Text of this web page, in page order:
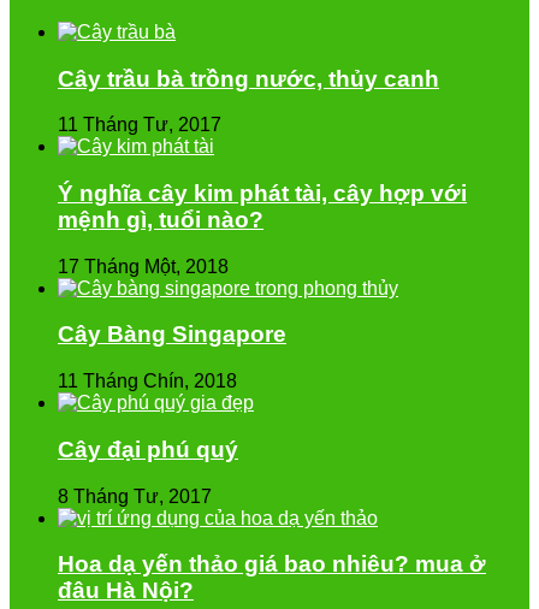
Cây trầu bà trồng nước, thủy canh
11 Tháng Tư, 2017
Ý nghĩa cây kim phát tài, cây hợp với
mệnh gì, tuổi nào?
17 Tháng Một, 2018
Cây Bàng Singapore
11 Tháng Chín, 2018
Cây đại phú quý
8 Tháng Tư, 2017
Hoa dạ yến thảo giá bao nhiêu? mua ở
đâu Hà Nội?